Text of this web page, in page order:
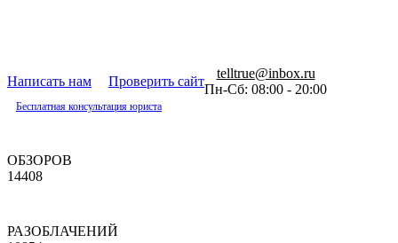
Написать нам Проверить сайт
telltrue@inbox.ru
Пн-Сб: 08:00 - 20:00
Бесплатная консультация юриста
ОБЗОРОВ
14408
РАЗОБЛАЧЕНИЙ